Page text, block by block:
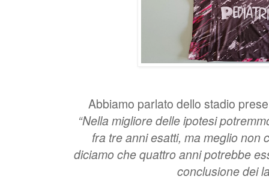
Abbiamo parlato dello stadio
“Nella migliore delle ipotesi
fra tre anni esatti, ma meglio non
diciamo che quattro anni potrebbe
conclusione dei